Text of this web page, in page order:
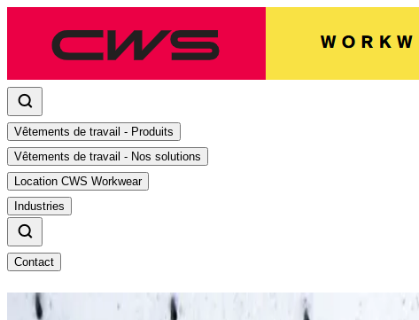
Vêtements de travail - Produits
Vêtements de travail - Nos solutions
Location CWS Workwear
Industries
Contact
La durabilité rencontre le style :